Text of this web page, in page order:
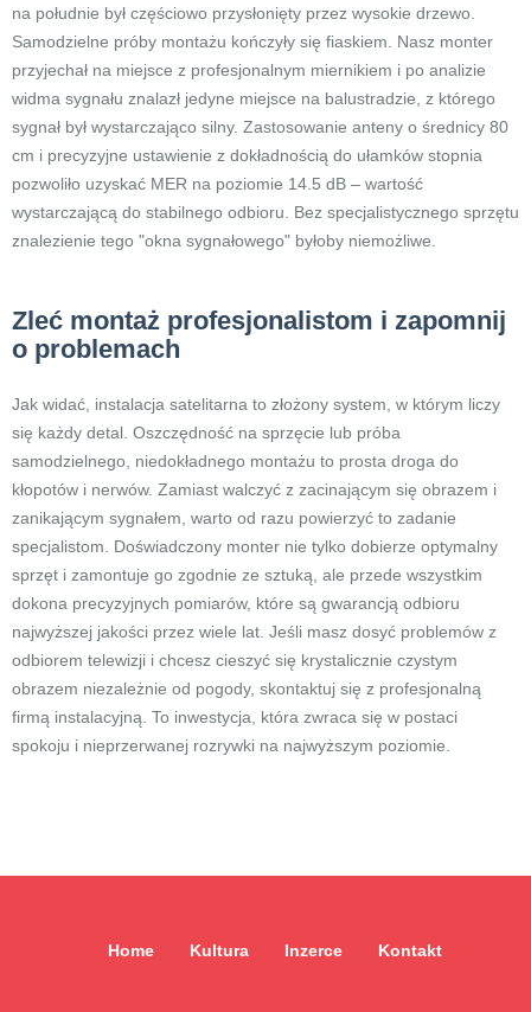
na południe był częściowo przysłonięty przez wysokie drzewo.
Samodzielne próby montażu kończyły się fiaskiem. Nasz monter
przyjechał na miejsce z profesjonalnym miernikiem i po analizie
widma sygnału znalazł jedyne miejsce na balustradzie, z którego
sygnał był wystarczająco silny. Zastosowanie anteny o średnicy 80
cm i precyzyjne ustawienie z dokładnością do ułamków stopnia
pozwoliło uzyskać MER na poziomie 14.5 dB – wartość
wystarczającą do stabilnego odbioru. Bez specjalistycznego sprzętu
znalezienie tego "okna sygnałowego" byłoby niemożliwe.
Zleć montaż profesjonalistom i zapomnij
o problemach
Jak widać, instalacja satelitarna to złożony system, w którym liczy
się każdy detal. Oszczędność na sprzęcie lub próba
samodzielnego, niedokładnego montażu to prosta droga do
kłopotów i nerwów. Zamiast walczyć z zacinającym się obrazem i
zanikającym sygnałem, warto od razu powierzyć to zadanie
specjalistom. Doświadczony monter nie tylko dobierze optymalny
sprzęt i zamontuje go zgodnie ze sztuką, ale przede wszystkim
dokona precyzyjnych pomiarów, które są gwarancją odbioru
najwyższej jakości przez wiele lat. Jeśli masz dosyć problemów z
odbiorem telewizji i chcesz cieszyć się krystalicznie czystym
obrazem niezależnie od pogody, skontaktuj się z profesjonalną
firmą instalacyjną. To inwestycja, która zwraca się w postaci
spokoju i nieprzerwanej rozrywki na najwyższym poziomie.
Home Kultura Inzerce Kontakt